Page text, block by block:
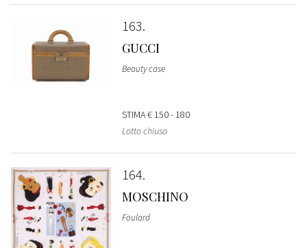
163
GUCCI
Beauty case
STIMA€ 150 - 180
Lotto chiuso
164
MOSCHINO
Foulard